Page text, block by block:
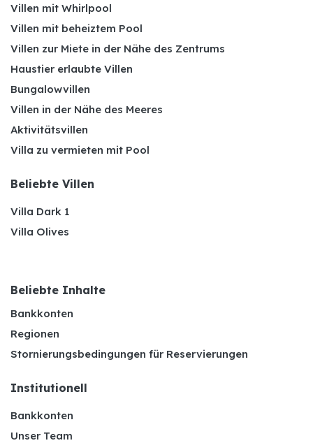
Villen mit Whirlpool
Villen mit beheiztem Pool
Villen zur Miete in der Nähe des Zentrums
Haustier erlaubte Villen
Bungalowvillen
Villen in der Nähe des Meeres
Aktivitätsvillen
Villa zu vermieten mit Pool
Beliebte Villen
Villa Dark 1
Villa Olives
Beliebte Inhalte
Bankkonten
Regionen
Stornierungsbedingungen für Reservierungen
Institutionell
Bankkonten
Unser Team